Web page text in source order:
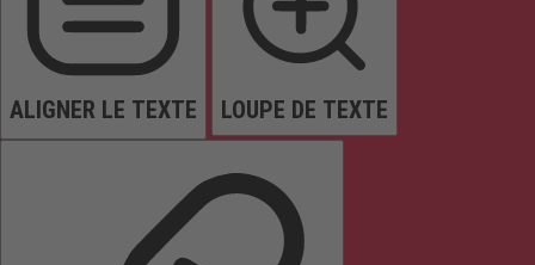
ALIGNER LE TEXTE LOUPE DE TEXTE